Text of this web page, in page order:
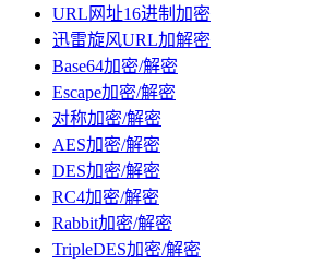
URL网址16进制加密
迅雷旋风URL加解密
Base64加密/解密
Escape加密/解密
对称加密/解密
AES加密/解密
DES加密/解密
RC4加密/解密
Rabbit加密/解密
TripleDES加密/解密